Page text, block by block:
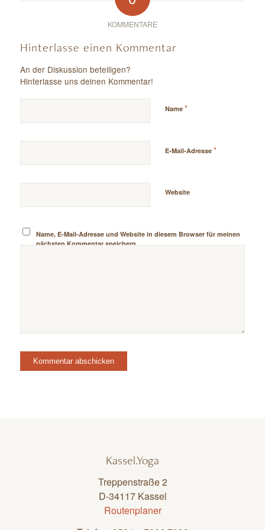
KOMMENTARE
Hinterlasse einen Kommentar
An der Diskussion beteiligen?
Hinterlasse uns deinen Kommentar!
Name *
E-Mail-Adresse *
Website
Name, E-Mail-Adresse und Website in diesem Browser für meinen
nächsten Kommentar speichern.
Kassel.Yoga
Treppenstraße 2
D-34117 Kassel
Routenplaner